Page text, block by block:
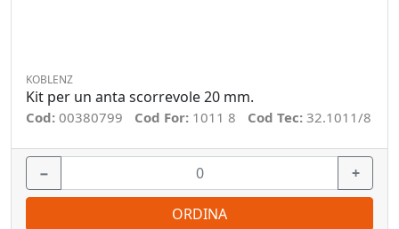
KOBLENZ
Kit per un anta scorrevole 20 mm.
Cod: 00380799 Cod For: 1011 8 Cod Tec: 32.1011/8
− +
ORDINA